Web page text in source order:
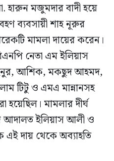
মজুমদার বাদী হয়ে
ব্যবসায়ী শাহ নূরুর
মামলা দায়ের করেন।
নেতা এম ইলিয়াস
আশিক, মকছুদ আহমদ,
টিটু ও এমএ মান্নানসহ
মামলার দীর্ঘ
আদালত ইলিয়াস আলী ও
দায় থেকে অব্যাহতি